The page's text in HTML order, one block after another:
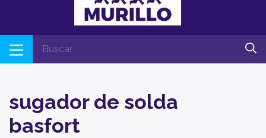
sugador de solda
basfort